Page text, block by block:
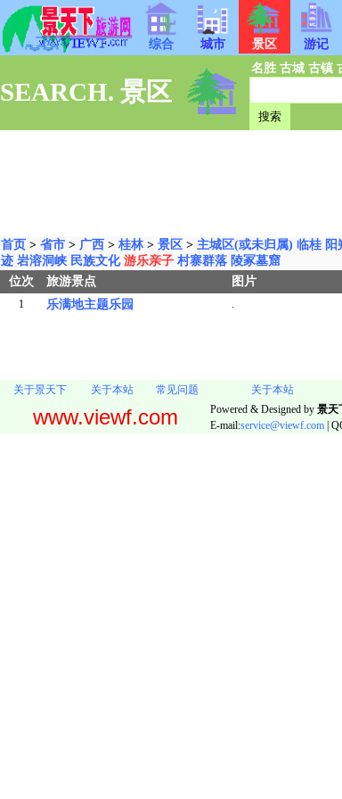
综合 城市 景区 游记
SEARCH. 景区
名胜 古城 古镇
首页 > 省市 > 广西 > 桂林> 景区 > 主城区(或未归属) 临桂 阳
迹 岩溶洞峡 民族文化 游乐亲子 村寨群落 陵冢墓窟
位次
旅游景点 图片
1 乐满地主题乐园 .
关于景天下 关于本站 常见问题 关于本站
www.viewf.com Powered & Designed by 景天
E-mail:service@viewf.com |